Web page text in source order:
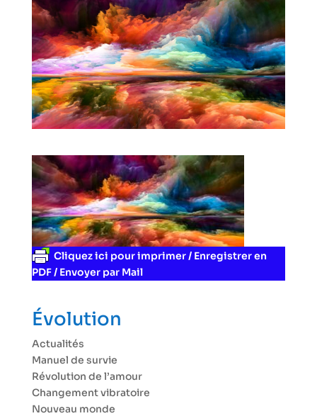
Cliquez ici pour imprimer / Enregistrer en
PDF / Envoyer par Mail
Évolution
Actualités
Manuel de survie
Révolution de l’amour
Changement vibratoire
Nouveau monde